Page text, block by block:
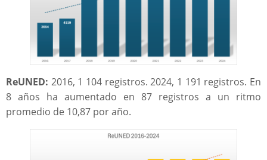
ReUNED: 2016, 1 104 registros. 2024, 1 191 registros. En
8 años ha aumentado en 87 registros a un ritmo
promedio de 10,87 por año.